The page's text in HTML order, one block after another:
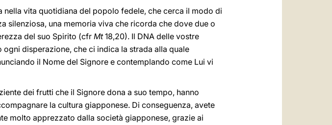
vita quotidiana del popolo fedele, che cerca il modo di
silenziosa, una memoria viva che ricorda che dove due o
del suo Spirito (cfrMt18,20). Il DNA delle vostre
disperazione, che ci indica la strada alla quale
il Nome del Signore e contemplando come Lui vi
dei frutti che il Signore dona a suo tempo, hanno
la cultura giapponese. Di conseguenza, avete
molto apprezzato dalla società giapponese, grazie ai